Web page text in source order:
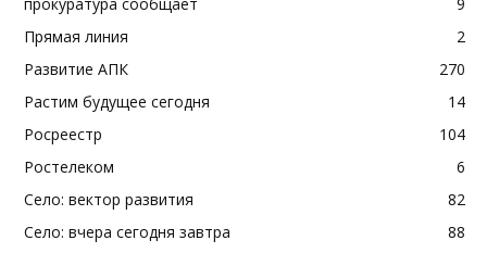
Прямая линия
2
Развитие АПК
270
Растим будущее сегодня
14
Росреестр
104
Ростелеком
6
Село: вектор развития
82
Село: вчера сегодня завтра
88